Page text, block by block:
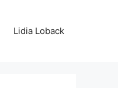
Lidia Loback